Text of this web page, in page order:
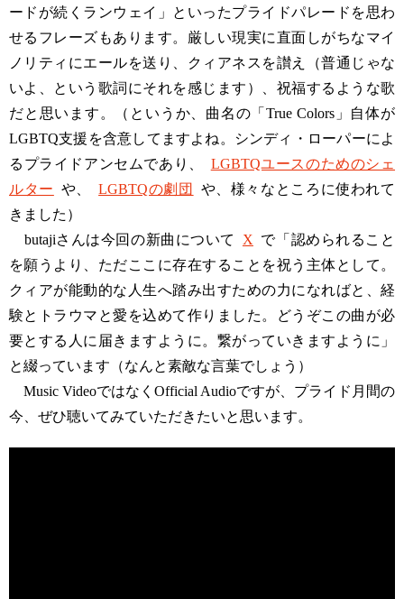
ードが続くランウェイ」といったプライドパレードを思わ
せるフレーズもあります。厳しい現実に直面しがちなマイ
ノリティにエールを送り、クィアネスを讃え（普通じゃな
いよ、という歌詞にそれを感じます）、祝福するような歌
だと思います。（というか、曲名の「True Colors」自体が
LGBTQ支援を含意してますよね。シンディ・ローパーによ
るプライドアンセムであり、
LGBTQユースのためのシェ
ルター や、 LGBTQの劇団
や、様々なところに使われて
きました）
butajiさんは今回の新曲について
X で「認められること
を願うより、ただここに存在することを祝う主体として。
クィアが能動的な人生へ踏み出すための力になればと、経
験とトラウマと愛を込めて作りました。どうぞこの曲が必
要とする人に届きますように。繋がっていきますように」
と綴っています（なんと素敵な言葉でしょう）
Music VideoではなくOfficial Audioですが、プライド月間の
今、ぜひ聴いてみていただきたいと思います。